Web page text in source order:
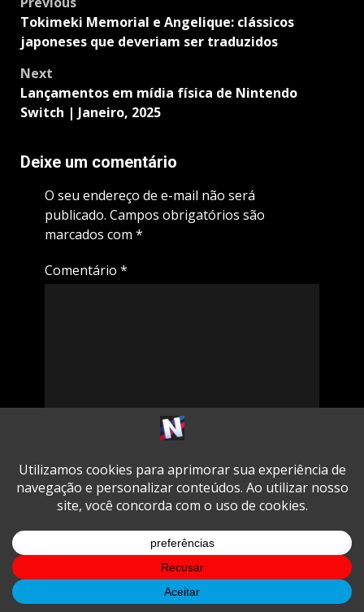
navigation
Tokimeki Memorial e Angelique: clássicos
japoneses que deveriam ser traduzidos
Next
Lançamentos em mídia física de Nintendo
Switch | Janeiro, 2025
Deixe um comentário
O seu endereço de e-mail não será
publicado. Campos obrigatórios são
marcados com *
Comentário *
Nome
E-mail